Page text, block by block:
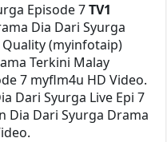
Episode 7TV1
Dia Dari Syurga
Quality (myinfotaip)
Terkini Malay
7 myflm4u HD Video.
Dari Syurga Live Epi 7
Dia Dari Syurga Drama